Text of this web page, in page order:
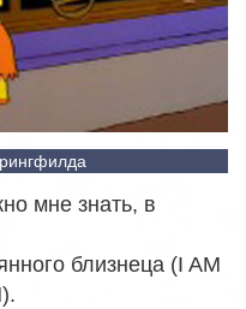
мне знать, в
близнеца (I AM